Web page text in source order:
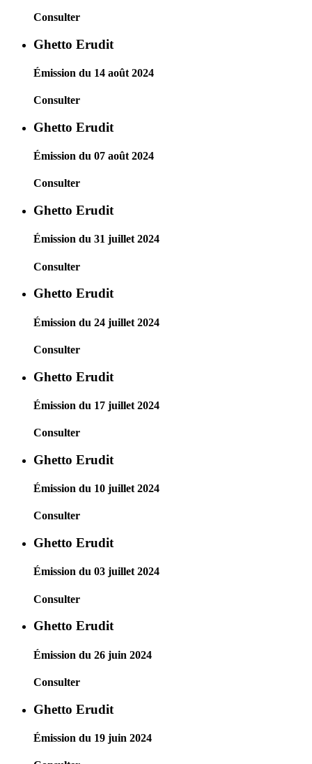
Consulter
Ghetto Erudit
Émission du 14 août 2024
Consulter
Ghetto Erudit
Émission du 07 août 2024
Consulter
Ghetto Erudit
Émission du 31 juillet 2024
Consulter
Ghetto Erudit
Émission du 24 juillet 2024
Consulter
Ghetto Erudit
Émission du 17 juillet 2024
Consulter
Ghetto Erudit
Émission du 10 juillet 2024
Consulter
Ghetto Erudit
Émission du 03 juillet 2024
Consulter
Ghetto Erudit
Émission du 26 juin 2024
Consulter
Ghetto Erudit
Émission du 19 juin 2024